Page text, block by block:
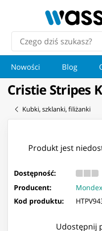
Nowości Blog
Cristie Stripes
Kubki, szklanki, filiżanki
Produkt jest
Dostępność:
Producent:
Mondex
Kod produktu:
Udostępnij